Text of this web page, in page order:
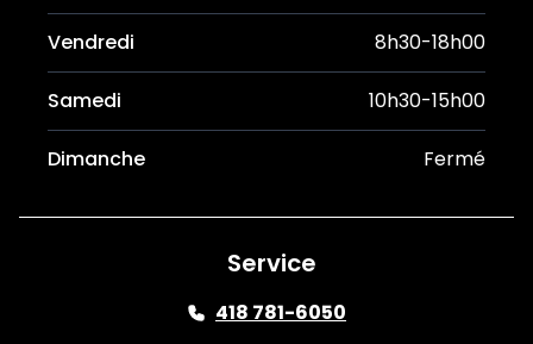
Vendredi 8h30-18h00
Samedi 10h30-15h00
Dimanche Fermé
Service
418 781-6050